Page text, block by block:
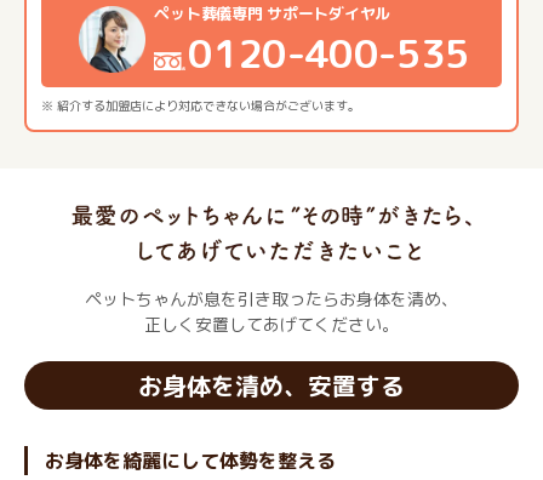
※ 紹介する加盟店により対応できない場合がございます。
ペット葬儀専門 サポートダイヤル
0120-400-535
ペットちゃんが息を引き取ったらお身体を清め、
正しく安置してあげてください。
お身体を清め、安置する
お身体を綺麗にして体勢を整える